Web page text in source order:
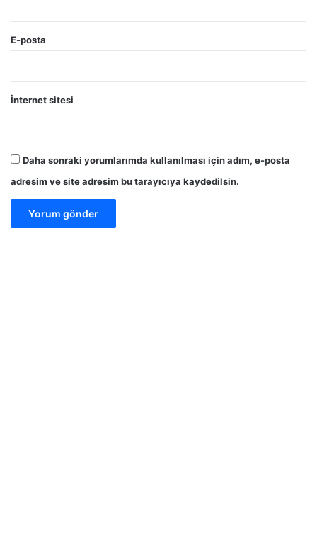
E-posta
İnternet sitesi
Daha sonraki yorumlarımda kullanılması için adım, e-posta
adresim ve site adresim bu tarayıcıya kaydedilsin.